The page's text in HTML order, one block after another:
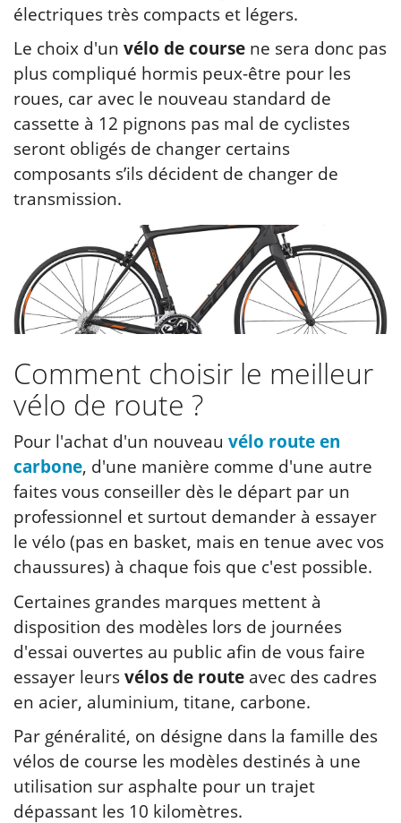
électriques très compacts et légers.
Le choix d'un vélo de course ne sera donc pas
plus compliqué hormis peux-être pour les
roues, car avec le nouveau standard de
cassette à 12 pignons pas mal de cyclistes
seront obligés de changer certains
composants s’ils décident de changer de
transmission.
Comment choisir le meilleur
vélo de route ?
Pour l'achat d'un nouveau vélo route en
carbone, d'une manière comme d'une autre
faites vous conseiller dès le départ par un
professionnel et surtout demander à essayer
le vélo (pas en basket, mais en tenue avec vos
chaussures) à chaque fois que c'est possible.
Certaines grandes marques mettent à
disposition des modèles lors de journées
d'essai ouvertes au public afin de vous faire
essayer leursvélos de route avec des cadres
en acier, aluminium, titane, carbone.
Par généralité, on désigne dans la famille des
vélos de course les modèles destinés à une
utilisation sur asphalte pour un trajet
dépassant les 10 kilomètres.